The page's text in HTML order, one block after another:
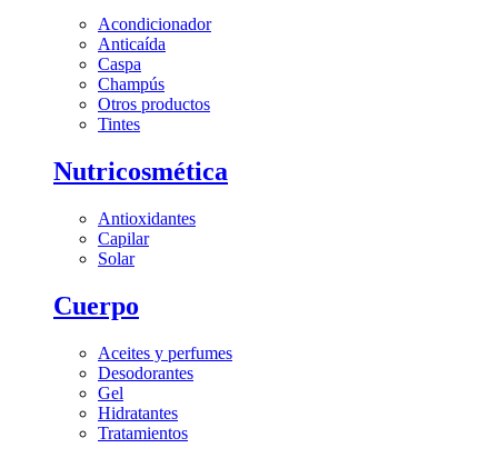
Acondicionador
Anticaída
Caspa
Champús
Otros productos
Tintes
Nutricosmética
Antioxidantes
Capilar
Solar
Cuerpo
Aceites y perfumes
Desodorantes
Gel
Hidratantes
Tratamientos